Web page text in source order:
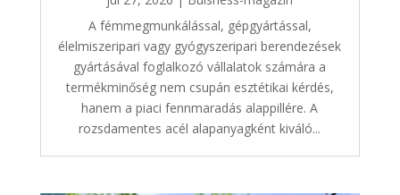
A fémmegmunkálással, gépgyártással,
élelmiszeripari vagy gyógyszeripari berendezések
gyártásával foglalkozó vállalatok számára a
termékminőség nem csupán esztétikai kérdés,
hanem a piaci fennmaradás alappillére. A
rozsdamentes acél alapanyagként kiváló...